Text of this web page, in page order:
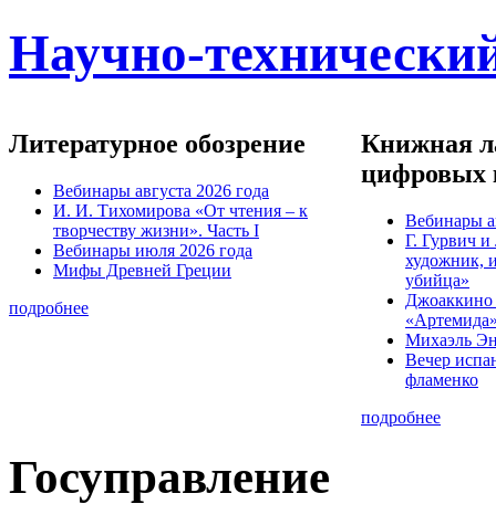
Научно-
Литературное обозрение
Вебинары августа 2026 года
И. И. Тихомирова «От чтения – к
творчеству жизни». Часть I
Вебинары июля 2026 года
Мифы Древней Греции
подробнее
Книжная
цифровых
Вебинары
Г. Гурвич
художник,
убийца»
Михаэль
Вечер
фламенко
подробнее
Госуправление